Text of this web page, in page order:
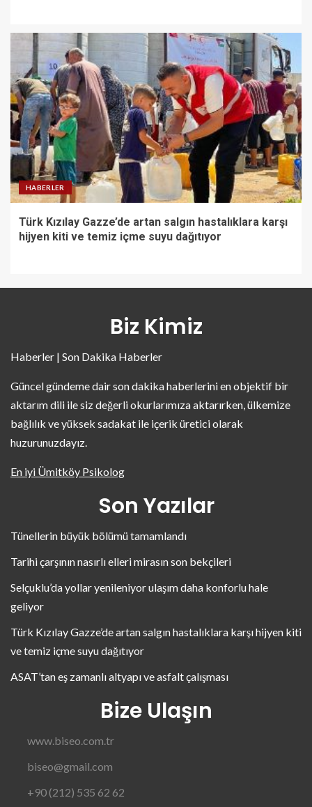
HABERLER
Türk Kızılay Gazze’de artan salgın hastalıklara karşı
hijyen kiti ve temiz içme suyu dağıtıyor
Biz Kimiz
Haberler | Son Dakika Haberler
Güncel gündeme dair son dakika haberlerini en objektif bir
aktarım dili ile siz değerli okurlarımıza aktarırken, ülkemize
bağlılık ve yüksek sadakat ile içerik üretici olarak
huzurunuzdayız.
En iyi Ümitköy Psikolog
Son Yazılar
Tünellerin büyük bölümü tamamlandı
Tarihi çarşının nasırlı elleri mirasın son bekçileri
Selçuklu’da yollar yenileniyor ulaşım daha konforlu hale
geliyor
Türk Kızılay Gazze’de artan salgın hastalıklara karşı hijyen kiti
ve temiz içme suyu dağıtıyor
ASAT’tan eş zamanlı altyapı ve asfalt çalışması
Bize Ulaşın
www.biseo.com.tr
biseo@gmail.com
+90 (212) 535 62 62